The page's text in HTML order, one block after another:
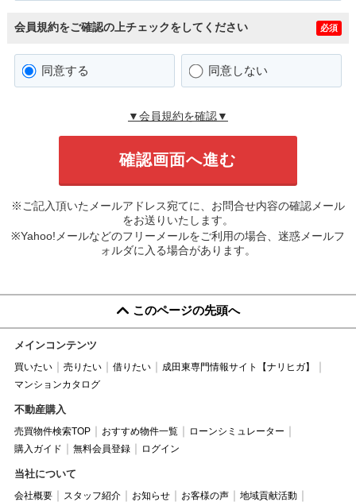
会員規約をご確認の上チェックをしてください 必須
同意する 同意しない
▼会員規約を確認▼
※ご記入頂いたメールアドレス宛てに、お問合せ内容の確認メール
をお送りいたします。
※Yahoo!メールなどのフリーメールをご利用の場合、迷惑メールフ
ォルダに入る場合があります。
このページの先頭へ
メインコンテンツ
買いたい 売りたい 借りたい
成田東専門情報サイト【ナリヒガ】
マンションカタログ
不動産購入
売買物件検索TOP おすすめ物件一覧
ローンシミュレーター
購入ガイド
無料会員登録 ログイン
当社について
会社概要 スタッフ紹介 お知らせ お客様の声
地域貢献活動